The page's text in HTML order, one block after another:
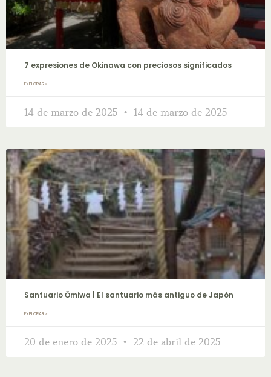
7 expresiones de Okinawa con preciosos significados
EXPLORAR »
14 de marzo de 2025 14 de marzo de 2025
Santuario Ōmiwa | El santuario más antiguo de Japón
EXPLORAR »
20 de enero de 2025 22 de abril de 2025